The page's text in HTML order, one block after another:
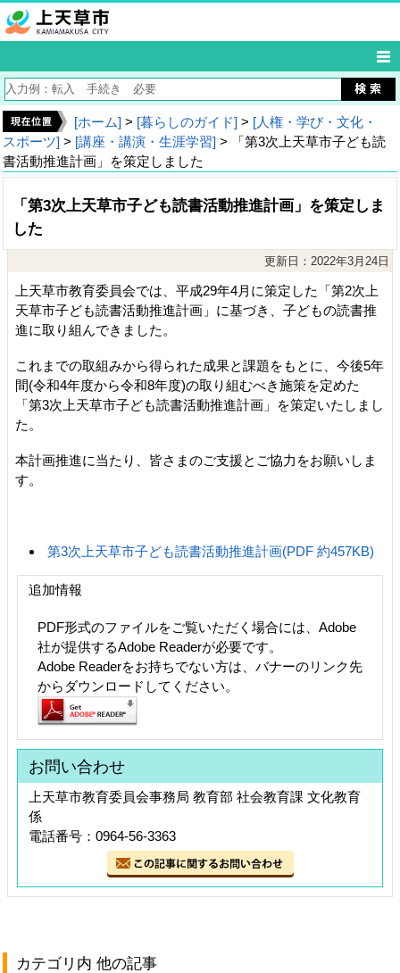
[ホーム] > [暮らしのガイド] > [人権・学び・文化・
スポーツ] > [講座・講演・生涯学習] > 「第3次上天草市子ども読
書活動推進計画」を策定しました
「第3次上天草市子ども読書活動推進計画」を策定しま
した
更新日：2022年3月24日
上天草市教育委員会では、平成29年4月に策定した「第2次上
天草市子ども読書活動推進計画」に基づき、子どもの読書推
進に取り組んできました。
これまでの取組みから得られた成果と課題をもとに、今後5年
間(令和4年度から令和8年度)の取り組むべき施策を定めた
「第3次上天草市子ども読書活動推進計画」を策定いたしまし
た。
本計画推進に当たり、皆さまのご支援とご協力をお願いしま
す。
第3次上天草市子ども読書活動推進計画(PDF 約457KB)
追加情報
PDF形式のファイルをご覧いただく場合には、Adobe
社が提供するAdobe Readerが必要です。
Adobe Readerをお持ちでない方は、バナーのリンク先
からダウンロードしてください。
お問い合わせ
上天草市教育委員会事務局 教育部 社会教育課 文化教育
係
電話番号：0964-56-3363
カテゴリ内 他の記事